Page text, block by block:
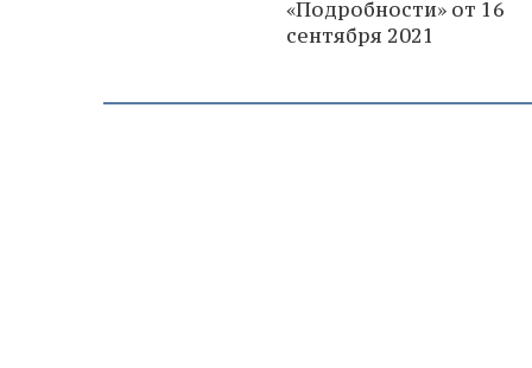
«Подробности» от 16
сентября 2021